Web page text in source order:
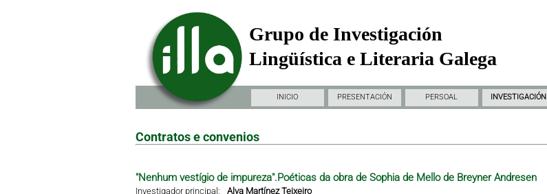
Grupo de Investigación
Lingüística e Literaria Galega
INICIO PRESENTACIÓN PERSOAL INVESTIGACIÓN
Contratos e convenios
"Nenhum vestígio de impureza".Poéticas da obra de Sophia de Mello de Breyner Andresen
Investigador principal:
Alva Martínez Teixeiro